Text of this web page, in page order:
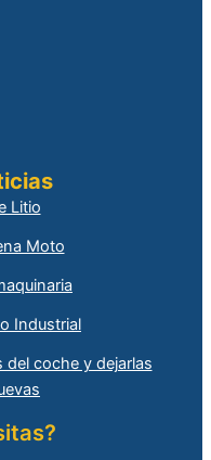
Litio
Moto
Industrial
del coche y dejarlas